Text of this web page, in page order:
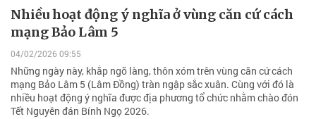
Nhiều hoạt động ý nghĩa ở vùng căn cứ cách
mạng Bảo Lâm 5
04/02/2026 09:55
Những ngày này, khắp ngõ làng, thôn xóm trên vùng căn cứ cách
mạng Bảo Lâm 5 (Lâm Đồng) tràn ngập sắc xuân. Cùng với đó là
nhiều hoạt động ý nghĩa được địa phương tổ chức nhằm chào đón
Tết Nguyên đán Bính Ngọ 2026.